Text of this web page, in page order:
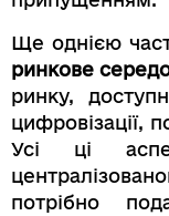
Ще однією
ринкове
ринку,
цифровізації,
Усі ці
потрібно